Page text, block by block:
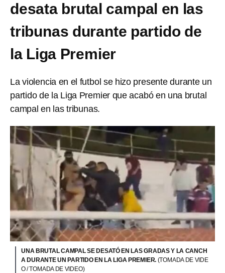
desata brutal campal en las
tribunas durante partido de
la Liga Premier
La violencia en el futbol se hizo presente durante un
partido de la Liga Premier que acabó en una brutal
campal en las tribunas.
UNA BRUTAL CAMPAL SE DESATÓ EN LAS GRADAS Y LA CANCH
A DURANTE UN PARTIDO EN LA LIGA PREMIER. (TOMADA DE VIDE
O / TOMADA DE VIDEO)